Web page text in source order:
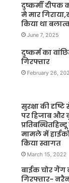
दुष्कर्मी
मे मार
किया था
June 7, 2025
दुष्कर्म का
गिरफ्तार
February 26,
सुरक्षा की
पर हिजाब और
मामले में
किया स्वागत
March 15, 2022
बाईक चोर गैंग
गिरफ्तार-